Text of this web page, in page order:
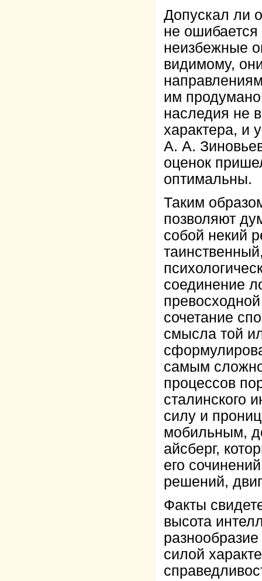
Допускал ли
не ошибается
неизбежные
видимому,
им
наследия не
характера, и
А. А.
оценок
оптимальны.
Таким
позволяют
собой некий
соединение
сочетание
смысла той
самым
процессов
сталинского
силу и
мобильным,
айсберг,
его
решений,
Факты
высота
силой